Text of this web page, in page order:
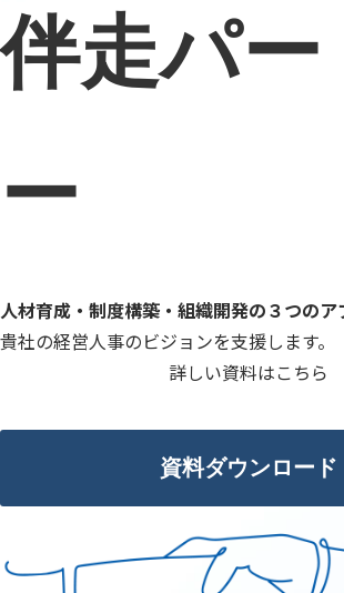
伴走パー
ー
人材育成・制度構築・組織開発の３つのア
貴社の経営人事のビジョンを支援します。
詳しい資料はこちら
資料ダウンロード